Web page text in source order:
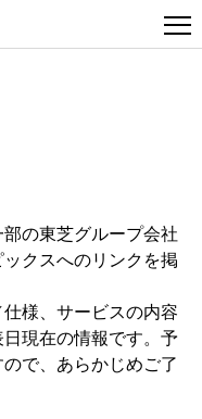
の東芝グループ会社
クスへのリンクを掲
様、サービスの内容
現在の情報です。予
で、あらかじめご了